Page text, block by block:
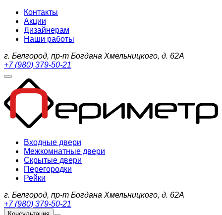
Контакты
Акции
Дизайнерам
Наши работы
г. Белгород, пр-т Богдана Хмельницкого, д. 62А
+7 (980) 379-50-21
Входные двери
Межкомнатные двери
Скрытые двери
Перегородки
Рейки
г. Белгород, пр-т Богдана Хмельницкого, д. 62А
+7 (980) 379-50-21